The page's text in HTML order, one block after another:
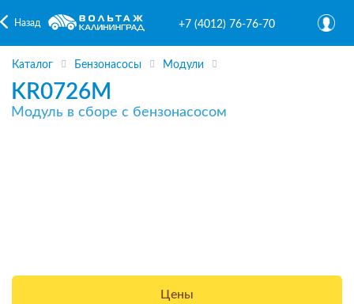
Назад +7 (4012) 76-76-70
Каталог Бензонасосы Модули
KR0726M
Модуль в сборе с бензонасосом
Цены